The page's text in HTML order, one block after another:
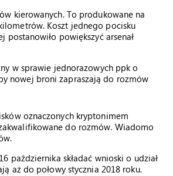
kierowanych. To produkowane na
Koszt jednego pocisku
powiększyć arsenał
w sprawie jednorazowych ppk o
nowej broni zapraszają do rozmów
oznaczonych kryptonimem
do rozmów. Wiadomo
października składać wnioski o udział
aż do połowy stycznia 2018 roku.